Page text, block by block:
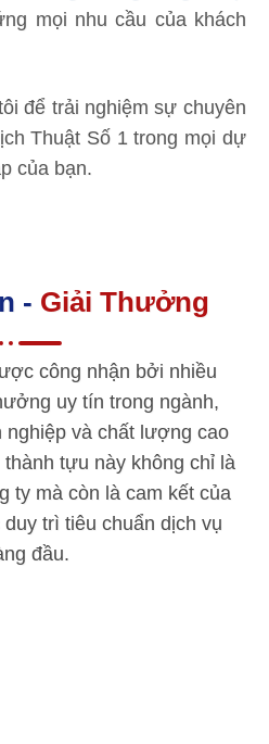
mọi nhu cầu của khách
để trải nghiệm sự chuyên
Thuật Số 1 trong mọi dự
của bạn.
- Giải Thưởng
công nhận bởi nhiều
uy tín trong ngành,
nghiệp và chất lượng cao
tựu này không chỉ là
ty mà còn là cam kết của
trì tiêu chuẩn dịch vụ
đầu.